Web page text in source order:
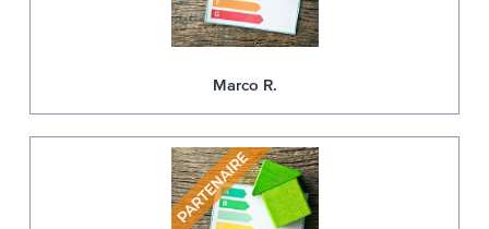
Marco R.